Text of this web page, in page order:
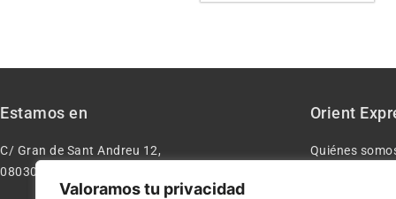
Valoramos tu privacidad
Estamos en
C/ Gran de Sant Andreu 12,
08030 – Barcelona España
Orient
Quiénes